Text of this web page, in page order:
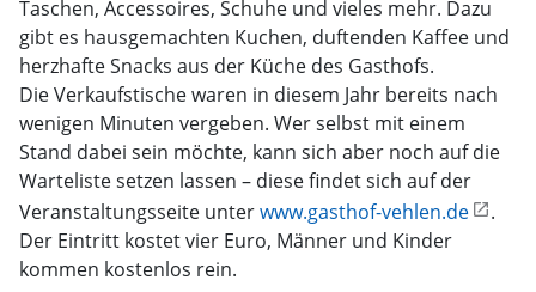
Taschen, Accessoires, Schuhe und vieles mehr. Dazu
gibt es hausgemachten Kuchen, duftenden Kaffee und
herzhafte Snacks aus der Küche des Gasthofs.
Die Verkaufstische waren in diesem Jahr bereits nach
wenigen Minuten vergeben. Wer selbst mit einem
Stand dabei sein möchte, kann sich aber noch auf die
Warteliste setzen lassen – diese findet sich auf der
Veranstaltungsseite unterwww.gasthof-vehlen.de
.
Der Eintritt kostet vier Euro, Männer und Kinder
kommen kostenlos rein.